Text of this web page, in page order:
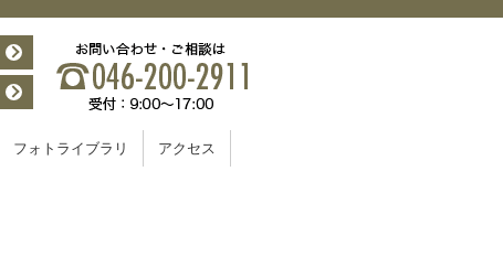
フォトライブラリ アクセス